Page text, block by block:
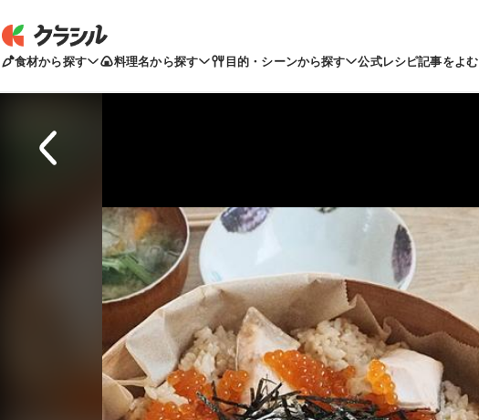
食材から探す 料理名から探す 目的・シーンから探す 公式レシピ記事をよむ